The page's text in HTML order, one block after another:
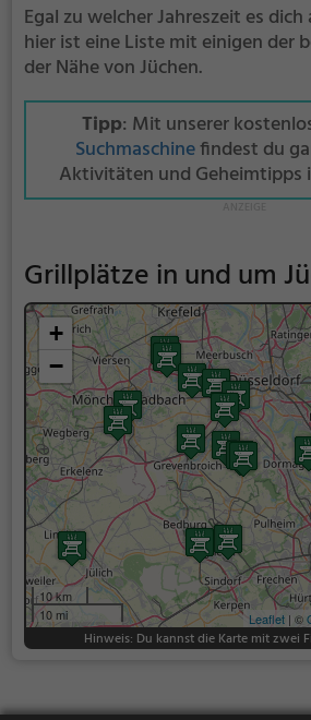
Egal zu welcher Jahreszeit es
hier ist eine Liste mit einigen der
der Nähe von Jüchen.
Tipp: Mit unserer
Suchmaschinefindest du
Aktivitäten und Geheimtipps
Grillplätze in und um
+
−
10 km
10 mi
Leaflet | ©
Hinweis: Du kannst die Karte mit zwei